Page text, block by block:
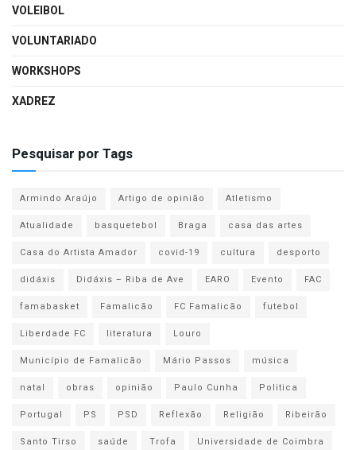
VOLEIBOL
VOLUNTARIADO
WORKSHOPS
XADREZ
Pesquisar por Tags
Armindo Araújo Artigo de opinião
Atletismo
Atualidade
basquetebol Braga
casa das artes
Casa do Artista Amador
covid-19 cultura
desporto
didáxis
Didáxis – Riba de Ave EARO Evento
FAC
famabasket
Famalicão FC Famalicão
futebol
Liberdade FC
literatura
Louro
Município de Famalicão
Mário Passos
música
natal
obras opinião Paulo Cunha
Politica
Portugal
PS PSD Reflexão Religião
Ribeirão
Santo Tirso
saúde Trofa
Universidade de Coimbra